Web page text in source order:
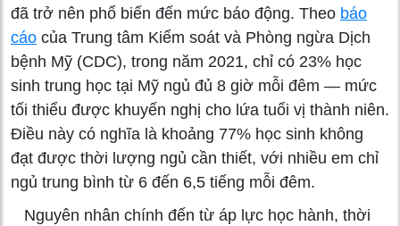
đã trở nên phổ biến đến mức báo động. Theo báo
cáo của Trung tâm Kiểm soát và Phòng ngừa Dịch
bệnh Mỹ (CDC), trong năm 2021, chỉ có 23% học
sinh trung học tại Mỹ ngủ đủ 8 giờ mỗi đêm — mức
tối thiểu được khuyến nghị cho lứa tuổi vị thành niên.
Điều này có nghĩa là khoảng 77% học sinh không
đạt được thời lượng ngủ cần thiết, với nhiều em chỉ
ngủ trung bình từ 6 đến 6,5 tiếng mỗi đêm.
Nguyên nhân chính đến từ áp lực học hành, thời